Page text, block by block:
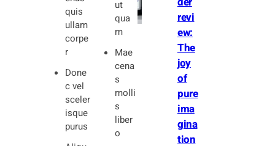
quis
ullam
corpe
r
Done
c vel
sceler
isque
purus
ut
qua
m
Mae
cena
s
molli
s
liber
o
revi
ew:
The
joy
of
pure
ima
gina
tion